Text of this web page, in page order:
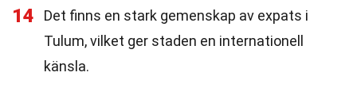
14
Det finns en stark gemenskap av expats i
Tulum, vilket ger staden en internationell
känsla.